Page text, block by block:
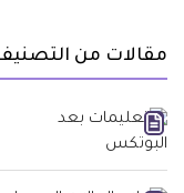
مقالات من